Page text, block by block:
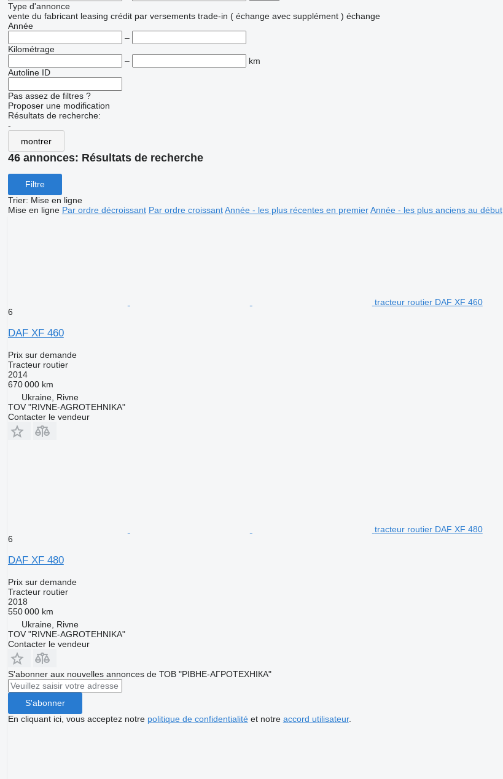
Type d'annonce
vente du fabricant leasing crédit par versements trade-in ( échange avec supplément ) échange
Année
–
Kilométrage
–
km
Autoline ID
Pas assez de filtres ?
Proposer une modification
Résultats de recherche:
-
montrer
46 annonces: Résultats de recherche
Filtre
Trier: Mise en ligne
Mise en ligne Par ordre décroissant Par ordre croissant Année - les plus récentes en premier Année - les plus anciens au début
tracteur routier DAF XF 460
6
DAF XF 460
Prix sur demande
Tracteur routier
2014
670 000 km
Ukraine, Rivne
TOV "RIVNE-AGROTEHNIKA"
Contacter le vendeur
tracteur routier DAF XF 480
6
DAF XF 480
Prix sur demande
Tracteur routier
2018
550 000 km
Ukraine, Rivne
TOV "RIVNE-AGROTEHNIKA"
Contacter le vendeur
S'abonner aux nouvelles annonces de ТОВ "РІВНЕ-АГРОТЕХНІКА"
S'abonner
En cliquant ici, vous acceptez notre politique de confidentialitéet notre accord utilisateur.